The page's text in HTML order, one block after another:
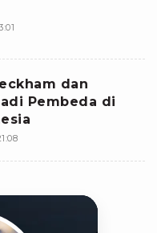
dan
Pembeda di